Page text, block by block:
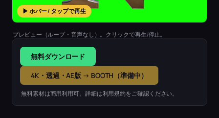
▶ ホバー / タップで再生
プレビュー（ループ・音声なし）。クリックで再生/停止。
無料ダウンロード
4K・透過・AE版 → BOOTH（準備中）
無料素材は商用利用可。詳細は利用規約をご確認ください。